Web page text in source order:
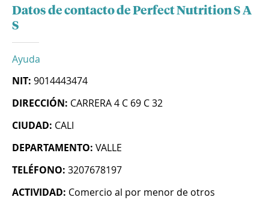
Datos de contacto de Perfect Nutrition S A
S
Ayuda
NIT: 9014443474
DIRECCIÓN: CARRERA 4 C 69 C 32
CIUDAD: CALI
DEPARTAMENTO: VALLE
TELÉFONO: 3207678197
ACTIVIDAD: Comercio al por menor de otros